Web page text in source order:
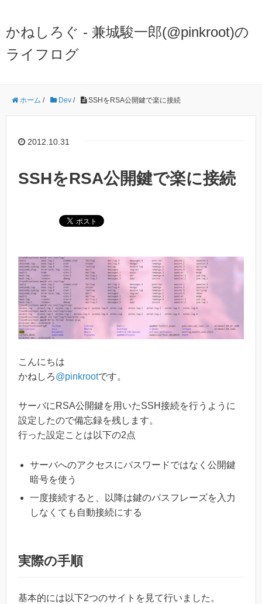
かねしろぐ - 兼城駿一郎(@pinkroot)の
ライフログ
ホーム / Dev / SSHをRSA公開鍵で楽に接続
2012.10.31
SSHをRSA公開鍵で楽に接続
こんにちは
かねしろ@pinkrootです。
サーバにRSA公開鍵を用いたSSH接続を行うように
設定したので備忘録を残します。
行った設定ことは以下の2点
サーバへのアクセスにパスワードではなく公開鍵
暗号を使う
一度接続すると、以降は鍵のパスフレーズを入力
しなくても自動接続にする
実際の手順
基本的には以下2つのサイトを見て行いました。